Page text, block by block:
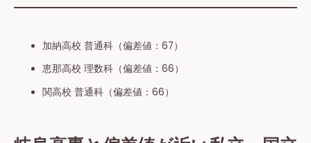
加納高校 普通科（偏差値：67）
恵那高校 理数科（偏差値：66）
関高校 普通科（偏差値：66）